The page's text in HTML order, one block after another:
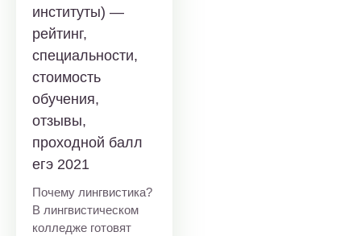
институты) —
рейтинг,
специальности,
стоимость
обучения,
отзывы,
проходной балл
егэ 2021
Почему лингвистика?
В лингвистическом
колледже готовят